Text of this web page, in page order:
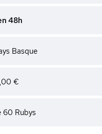
48h
Basque
€
60 Rubys